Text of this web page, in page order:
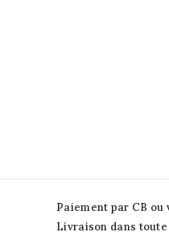
Paiement par CB ou
Livraison dans